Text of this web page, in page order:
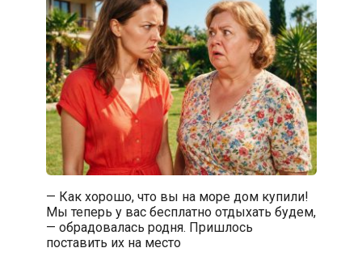
— Как хорошо, что вы на море дом купили!
Мы теперь у вас бесплатно отдыхать будем,
— обрадовалась родня. Пришлось
поставить их на место